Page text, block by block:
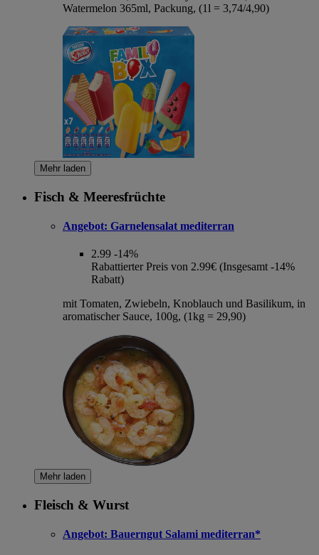
Watermelon 365ml, Packung, (1l = 3,74/4,90)
Mehr laden
Fisch & Meeresfrüchte
Angebot: Garnelensalat mediterran
2.99 -14%
Rabattierter Preis von 2.99€ (Insgesamt -14%
Rabatt)
mit Tomaten, Zwiebeln, Knoblauch und Basilikum, in
aromatischer Sauce, 100g, (1kg = 29,90)
Mehr laden
Fleisch & Wurst
Angebot: Bauerngut Salami mediterran*